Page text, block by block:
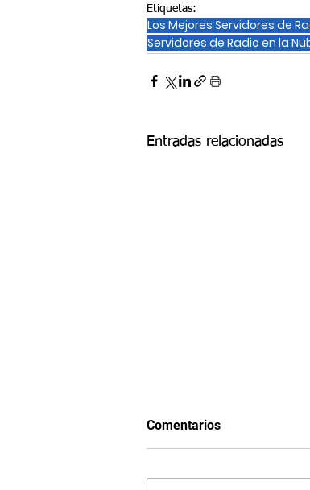
Etiquetas:
Los Mejores Servidores de
Servidores de Radio en la
Entradas relacionadas
Comentarios